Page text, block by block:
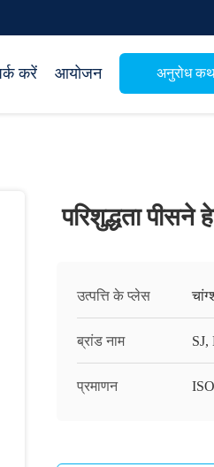
करें आयोजन अनुरोध
परिशुद्धता
उत्पत्ति के प्लेस
ब्रांड नाम SJ,
प्रमाणन ISO